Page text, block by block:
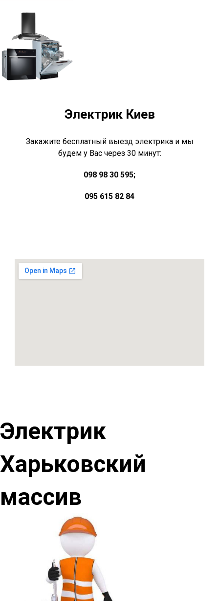
Электрик Киев
Закажите бесплатный выезд электрика и мы
будем у Вас через 30 минут:
098 98 30 595;
095 615 82 84
Электрик
Харьковский
массив